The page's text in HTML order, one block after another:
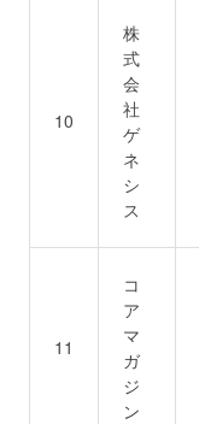
10
株
式
会
社
ゲ
ネ
シ
ス
11
コ
ア
マ
ガ
ジ
ン